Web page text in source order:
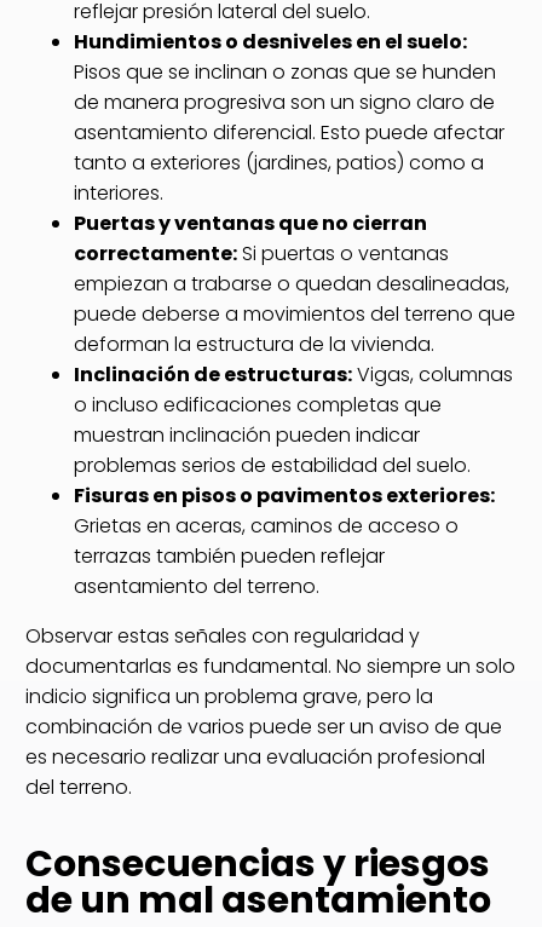
reflejar presión lateral del suelo.
Hundimientos o desniveles en el suelo:
Pisos que se inclinan o zonas que se hunden
de manera progresiva son un signo claro de
asentamiento diferencial. Esto puede afectar
tanto a exteriores (jardines, patios) como a
interiores.
Puertas y ventanas que no cierran
correctamente:Si puertas o ventanas
empiezan a trabarse o quedan desalineadas,
puede deberse a movimientos del terreno que
deforman la estructura de la vivienda.
Inclinación de estructuras:Vigas, columnas
o incluso edificaciones completas que
muestran inclinación pueden indicar
problemas serios de estabilidad del suelo.
Fisuras en pisos o pavimentos exteriores:
Grietas en aceras, caminos de acceso o
terrazas también pueden reflejar
asentamiento del terreno.
Observar estas señales con regularidad y
documentarlas es fundamental. No siempre un solo
indicio significa un problema grave, pero la
combinación de varios puede ser un aviso de que
es necesario realizar una evaluación profesional
del terreno.
Consecuencias y riesgos
de un mal asentamiento